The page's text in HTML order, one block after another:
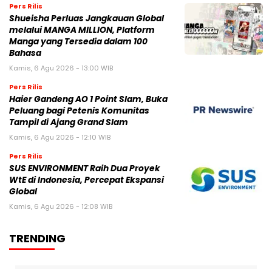
Pers Rilis
Shueisha Perluas Jangkauan Global
melalui MANGA MILLION, Platform
Manga yang Tersedia dalam 100
Bahasa
Kamis, 6 Agu 2026 - 13:00 WIB
Pers Rilis
Haier Gandeng AO 1 Point Slam, Buka
Peluang bagi Petenis Komunitas
Tampil di Ajang Grand Slam
Kamis, 6 Agu 2026 - 12:10 WIB
Pers Rilis
SUS ENVIRONMENT Raih Dua Proyek
WtE di Indonesia, Percepat Ekspansi
Global
Kamis, 6 Agu 2026 - 12:08 WIB
TRENDING